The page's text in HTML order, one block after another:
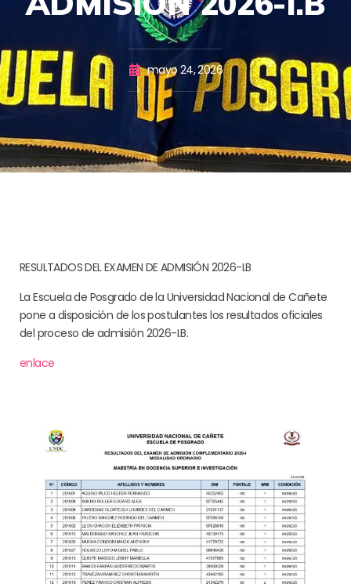
mayo 24, 2026
RESULTADOS DEL EXAMEN DE ADMISIÓN 2026-I.B
La Escuela de Posgrado de la Universidad Nacional de Cañete
pone a disposición de los postulantes los resultados oficiales
del proceso de admisión 2026-I.B.
enlace